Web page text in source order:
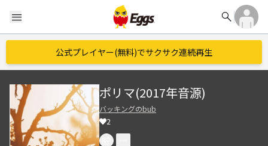
menu search
公式プレイヤー(無料)でサクサク連続再生
ポリマ(2017年音源)
バッキングのbub
2